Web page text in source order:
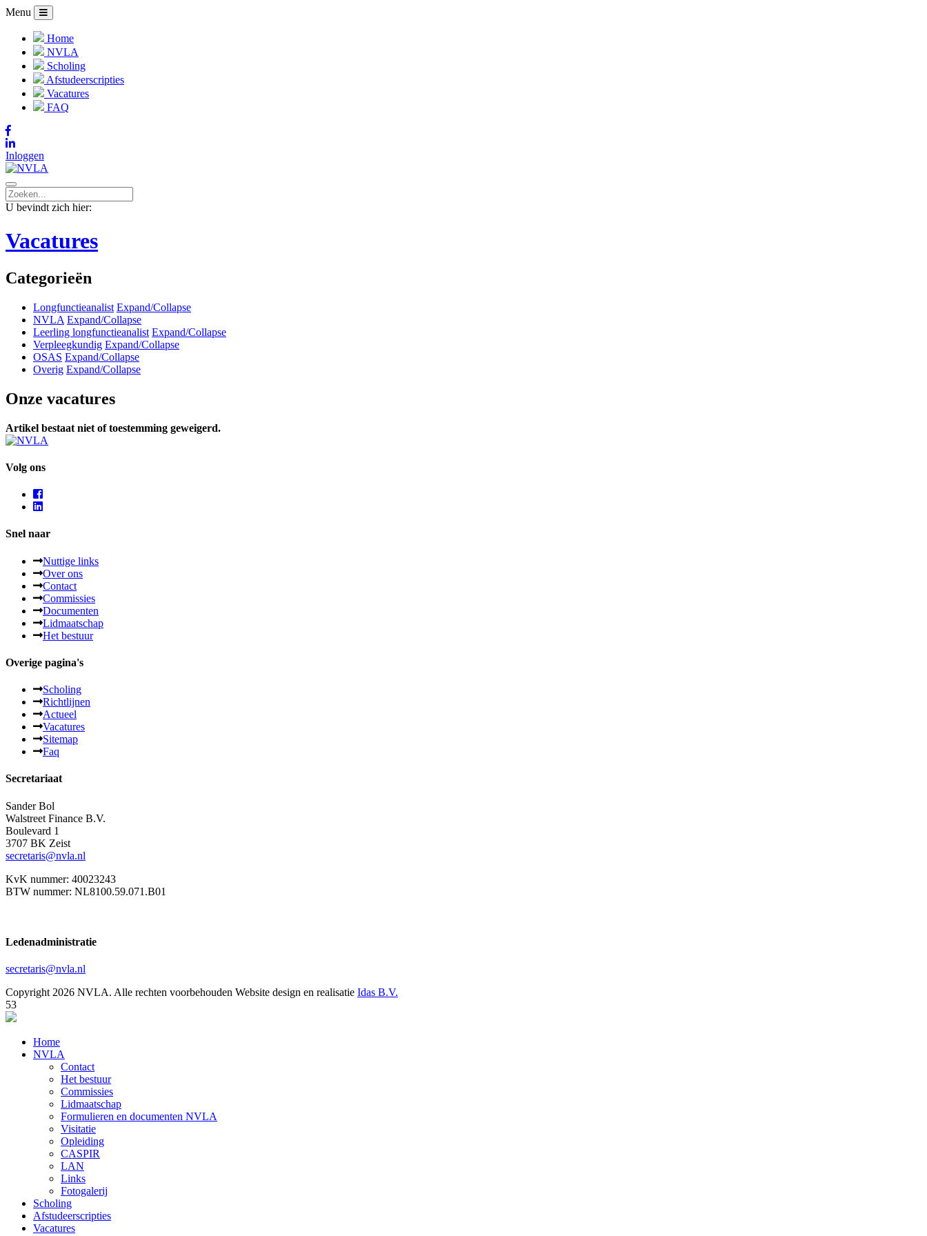
Menu
Home
NVLA
Scholing
Afstudeerscripties
Vacatures
FAQ
Inloggen
U bevindt zich hier:
Vacatures
Categorieën
Longfunctieanalist Expand/Collapse
NVLA Expand/Collapse
Leerling longfunctieanalist Expand/Collapse
Verpleegkundig Expand/Collapse
OSAS Expand/Collapse
Overig Expand/Collapse
Onze vacatures
Artikel bestaat niet of toestemming geweigerd.
Volg ons
Snel naar
Nuttige links
Over ons
Contact
Commissies
Documenten
Lidmaatschap
Het bestuur
Overige pagina's
Scholing
Richtlijnen
Actueel
Vacatures
Sitemap
Faq
Secretariaat
Sander Bol
Walstreet Finance B.V.
Boulevard 1
3707 BK Zeist
secretaris@nvla.nl
KvK nummer: 40023243
BTW nummer: NL8100.59.071.B01
Ledenadministratie
secretaris@nvla.nl
Copyright 2026 NVLA. Alle rechten voorbehouden Website design en realisatie Idas B.V.
53
Home
NVLA
Contact
Het bestuur
Commissies
Lidmaatschap
Formulieren en documenten NVLA
Visitatie
Opleiding
CASPIR
LAN
Links
Fotogalerij
Scholing
Afstudeerscripties
Vacatures